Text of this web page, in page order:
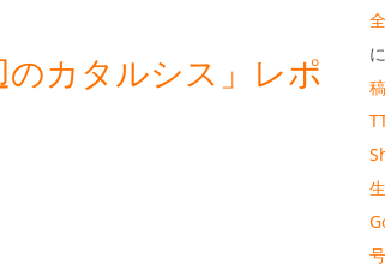
のカタルシス」レポ
に